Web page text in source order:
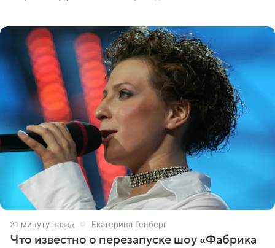
21 минуту назад Екатерина Генберг
Что известно о перезапуске шоу «Фабрика